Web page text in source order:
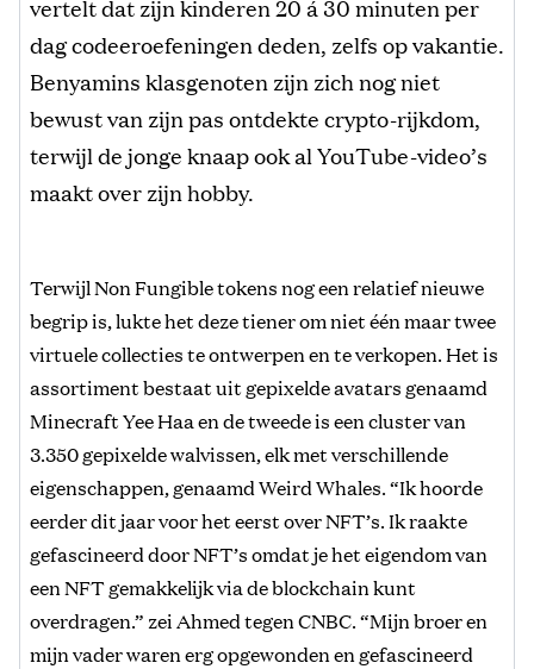
vertelt dat zijn kinderen 20 á 30 minuten per
dag codeeroefeningen deden, zelfs op vakantie.
Benyamins klasgenoten zijn zich nog niet
bewust van zijn pas ontdekte crypto-rijkdom,
terwijl de jonge knaap ook al YouTube-video’s
maakt over zijn hobby.
Terwijl Non Fungible tokens nog een relatief nieuwe
begrip is, lukte het deze tiener om niet één maar twee
virtuele collecties te ontwerpen en te verkopen. Het is
assortiment bestaat uit gepixelde avatars genaamd
Minecraft Yee Haa en de tweede is een cluster van
3.350 gepixelde walvissen, elk met verschillende
eigenschappen, genaamd Weird Whales. “Ik hoorde
eerder dit jaar voor het eerst over NFT’s. Ik raakte
gefascineerd door NFT’s omdat je het eigendom van
een NFT gemakkelijk via de blockchain kunt
overdragen.” zei Ahmed tegen CNBC. “Mijn broer en
mijn vader waren erg opgewonden en gefascineerd